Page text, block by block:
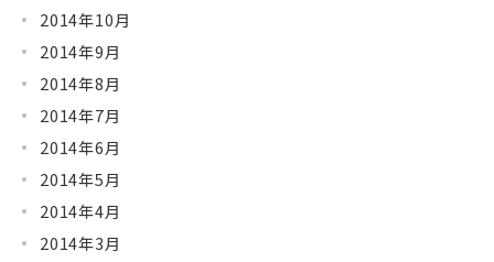
2014年10月
2014年9月
2014年8月
2014年7月
2014年6月
2014年5月
2014年4月
2014年3月